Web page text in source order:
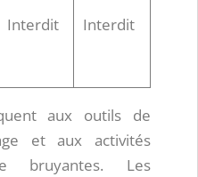
Interdit Interdit
aux outils de
et aux activités
bruyantes. Les